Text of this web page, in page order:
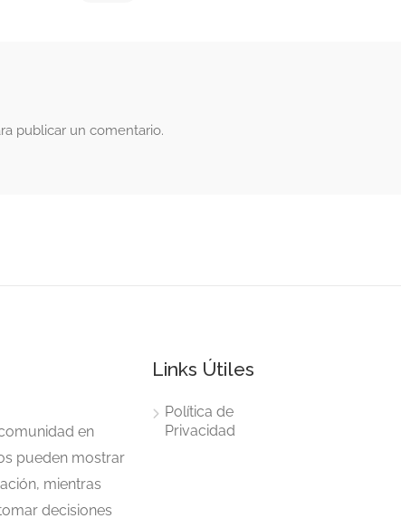
publicar un comentario.
en
pueden mostrar
mientras
decisiones
Links Útiles
Política de
Privacidad